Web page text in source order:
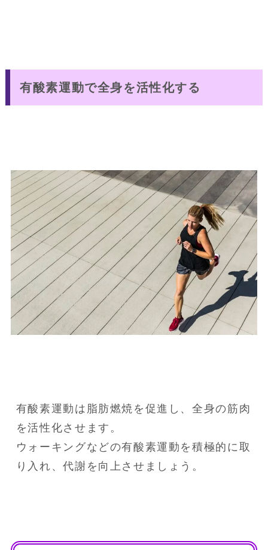
有酸素運動で全身を活性化する
有酸素運動は脂肪燃焼を促進し、全身の筋肉
を活性化させます。
ウォーキングなどの有酸素運動を積極的に取
り入れ、代謝を向上させましょう。